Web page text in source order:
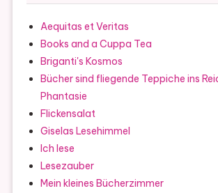
Aequitas et Veritas
Books and a Cuppa Tea
Briganti's Kosmos
Bücher sind fliegende Teppiche ins
Phantasie
Flickensalat
Giselas Lesehimmel
Ich lese
Lesezauber
Mein kleines Bücherzimmer